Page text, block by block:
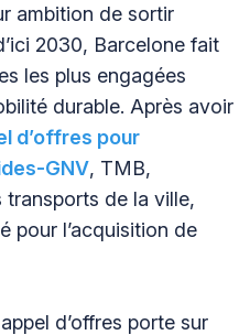
ambition de sortir
2030, Barcelone fait
les plus engagées
durable. Après avoir
d’offres pour
GNV, TMB,
transports de la ville,
pour l’acquisition de
d’offres porte sur